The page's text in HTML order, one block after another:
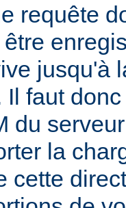
requête
jusqu'à
Il faut
du
la
cette